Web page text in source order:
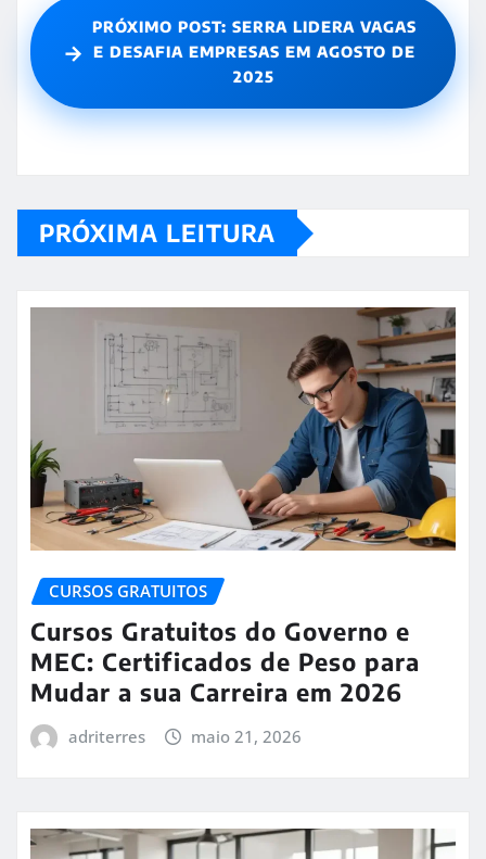
→
PRÓXIMO POST: SERRA LIDERA VAGAS
E DESAFIA EMPRESAS EM AGOSTO DE
2025
PRÓXIMA LEITURA
CURSOS GRATUITOS
Cursos Gratuitos do Governo e
MEC: Certificados de Peso para
Mudar a sua Carreira em 2026
adriterres maio 21, 2026